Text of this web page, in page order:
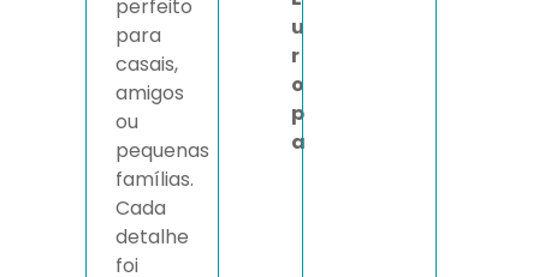
perfeito
para
casais,
amigos
ou
pequenas
famílias.
Cada
detalhe
foi
u
r
o
p
a